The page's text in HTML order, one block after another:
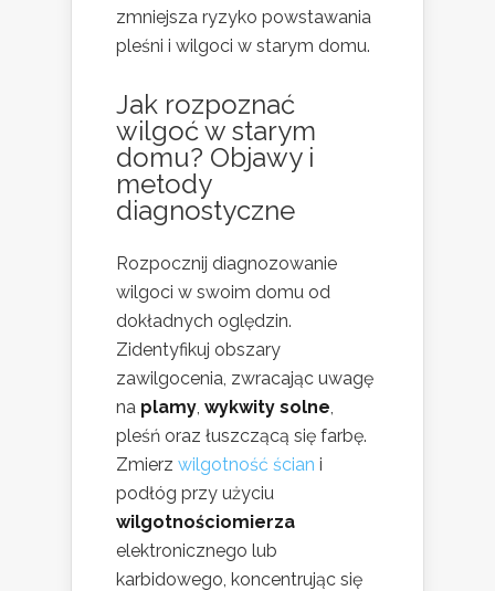
zmniejsza ryzyko powstawania
pleśni i wilgoci w starym domu.
Jak rozpoznać
wilgoć w starym
domu? Objawy i
metody
diagnostyczne
Rozpocznij diagnozowanie
wilgoci w swoim domu od
dokładnych oględzin.
Zidentyfikuj obszary
zawilgocenia, zwracając uwagę
na plamy wykwity solne
pleśń oraz łuszczącą się farbę.
Zmierz wilgotność ścian i
podłóg przy użyciu
wilgotnościomierza
elektronicznego lub
karbidowego, koncentrując się